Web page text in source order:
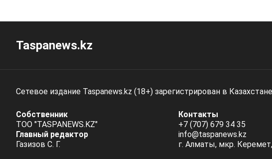
Taspanews.kz
Сетевое издание Taspanews.kz (18+) зарегистрирован в
Собственник
ТОО "TASPANEWS.KZ"
Главный редактор
Газизов С. Г.
Контакты
+7 (707) 679 34 35
info@taspanews.kz
г. Алматы, мкр.